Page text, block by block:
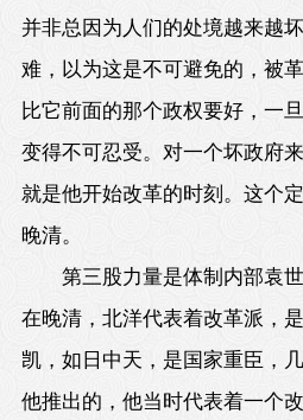
并非总因为人们的处境越来越
难，以为这是不可避免的，被
比它前面的那个政权要好，一
变得不可忍受。对一个坏政府
就是他开始改革的时刻。这个
晚清。
第三股力量是体制内部袁
在晚清，北洋代表着改革派，
凯，如日中天，是国家重臣，
他推出的，他当时代表着一个